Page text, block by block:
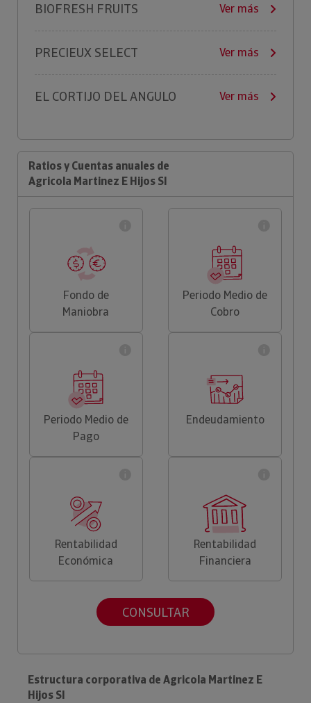
BIOFRESH FRUITS Ver más
PRECIEUX SELECT Ver más
EL CORTIJO DEL ANGULO Ver más
Ratios y Cuentas anuales de
Agricola Martinez E Hijos Sl
Fondo de
Maniobra
Periodo Medio de
Cobro
Periodo Medio de
Pago
Endeudamiento
Rentabilidad
Económica
Rentabilidad
Financiera
CONSULTAR
Estructura corporativa de Agricola Martinez E
Hijos Sl